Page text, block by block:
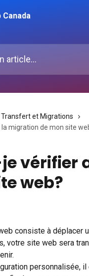
Transfert et Migrations
migration de mon site
vérifier
web?
consiste à déplacer
votre site web sera
personnalisée,